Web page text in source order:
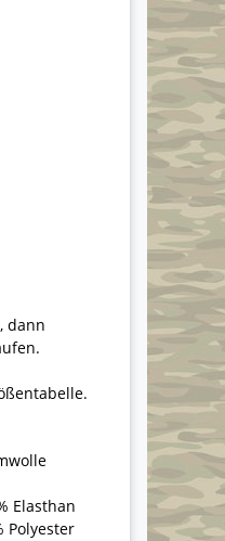
dann
Elasthan
Polyester